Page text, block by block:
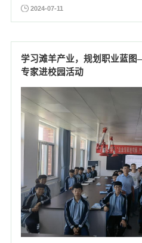
为教师们提供了宏观的视角，使老师们更
2024-07-11
学习滩羊产业，规划职业蓝
专家进校园活动